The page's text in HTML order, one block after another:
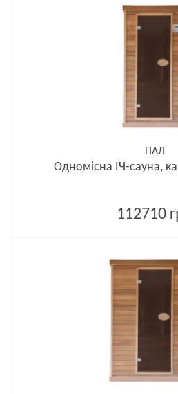
ПАЛ
Одномісна ІЧ-сауна,
112710